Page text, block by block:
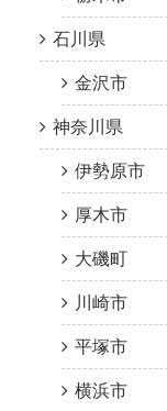
石川県
金沢市
神奈川県
伊勢原市
厚木市
大磯町
川崎市
平塚市
横浜市